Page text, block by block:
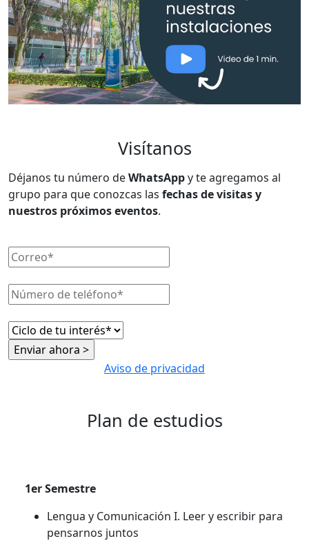
Visítanos
Déjanos tu número deWhatsAppy te agregamos al
grupo para que conozcas las fechas de visitas y
nuestros próximos eventos.
Aviso de privacidad
Plan de estudios
1er Semestre
Lengua y Comunicación I. Leer y escribir para
pensarnos juntos